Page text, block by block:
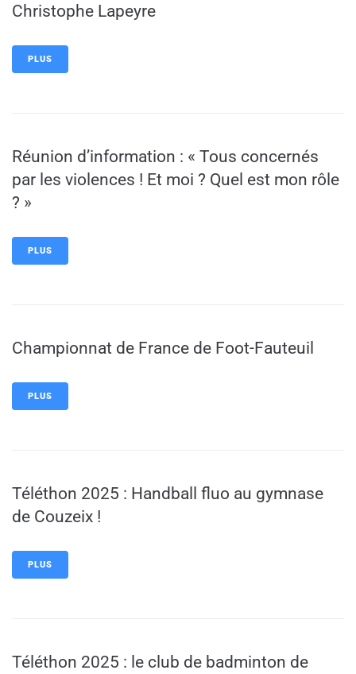
Christophe Lapeyre
PLUS
Réunion d’information : « Tous concernés
par les violences ! Et moi ? Quel est mon rôle
? »
PLUS
Championnat de France de Foot-Fauteuil
PLUS
Téléthon 2025 : Handball fluo au gymnase
de Couzeix !
PLUS
Téléthon 2025 : le club de badminton de